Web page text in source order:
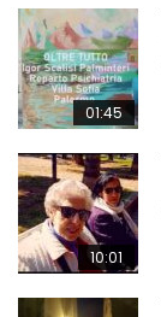
01:45
10:01